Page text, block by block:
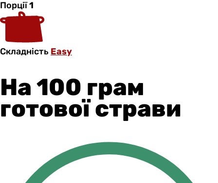
Порції1
Складність Easy
На 100 грам
готової страви